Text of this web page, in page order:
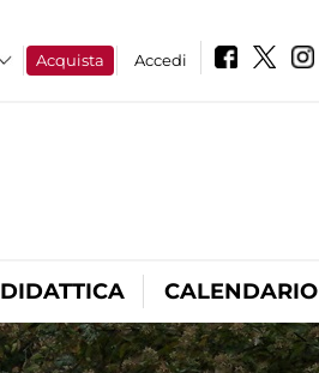
Acquista Accedi
DIDATTICA CALENDARIO